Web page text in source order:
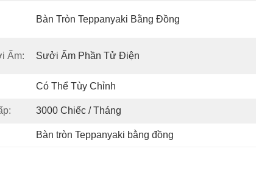
Bàn Tròn Teppanyaki Bằng Đồng
Ấm: Sưởi Ấm Phần Tử Điện
Có Thể Tùy Chỉnh
3000 Chiếc / Tháng
Bàn tròn Teppanyaki bằng đồng